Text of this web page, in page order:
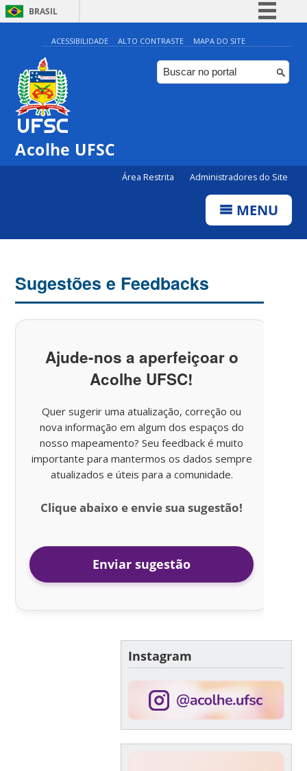
BRASIL
Simplifique!
Comunica BR
Participe
ACESSIBILIDADE ALTO CONTRASTE MAPA DO SITE
Acolhe UFSC
Área Restrita Administradores do Site
MENU
Sugestões e Feedbacks
Ajude-nos a aperfeiçoar o
Acolhe UFSC!
Quer sugerir uma atualização, correção ou
nova informação em algum dos espaços do
nosso mapeamento? Seu feedback é muito
importante para mantermos os dados sempre
atualizados e úteis para a comunidade.
Clique abaixo e envie sua sugestão!
Enviar sugestão
Instagram